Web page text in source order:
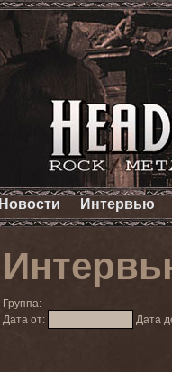
Новости Интервью
Группа:
Дата от:
Дата